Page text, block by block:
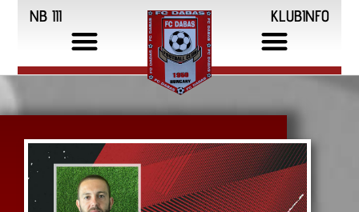
NB III KLUBINFO